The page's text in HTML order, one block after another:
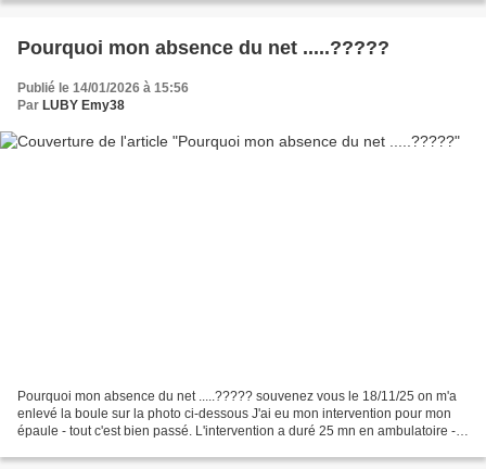
Pourquoi mon absence du net .....?????
Publié le 14/01/2026 à 15:56
Par LUBY Emy38
Pourquoi mon absence du net .....????? souvenez vous le 18/11/25 on m'a
enlevé la boule sur la photo ci-dessous J'ai eu mon intervention pour mon
épaule - tout c'est bien passé. L'intervention a duré 25 mn en ambulatoire - -